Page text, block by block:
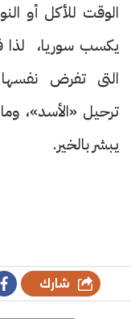
الوقت للأكل أو
يكسب سوريا، لذا
التى تفرض
ترحيل «الأسد»،
يبشر بالخير.
شارك